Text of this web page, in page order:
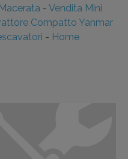
- Vendita Mini
Compatto Yanmar
- Home